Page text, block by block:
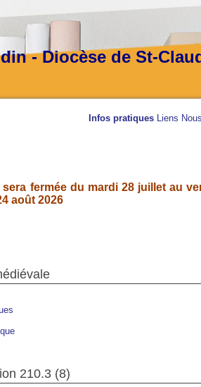
Infos pratiques Liens
fermée du mardi 28 juillet au
août 2026
210.3 (8)
- Diocèse de St-